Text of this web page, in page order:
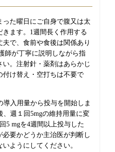
った曜日にご自身で腹又は太
ます。1週間長く作用する
で、食前や食後は関係あり
師が丁寧に説明しながら指
。注射針・薬剤はあらかじ
け替え・空打ちは不要で
導入用量から投与を開始しま
、週１回5mgの維持用量に変
5 mgを4週間以上投与した
要かどうか主治医が判断し
ようにしてください。